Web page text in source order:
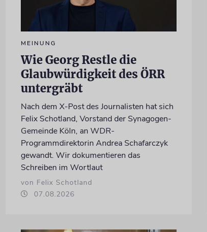
MEINUNG
Wie Georg Restle die
Glaubwürdigkeit des ÖRR
untergräbt
Nach dem X-Post des Journalisten hat sich
Felix Schotland, Vorstand der Synagogen-
Gemeinde Köln, an WDR-
Programmdirektorin Andrea Schafarczyk
gewandt. Wir dokumentieren das
Schreiben im Wortlaut
von Felix Schotland
07.08.2026